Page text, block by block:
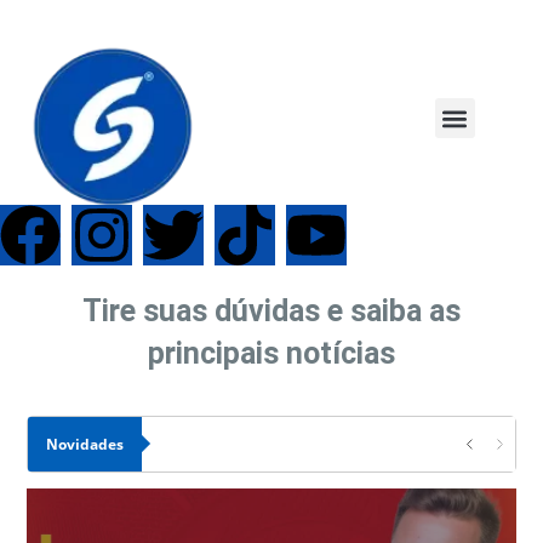
Tire suas dúvidas e saiba as
principais notícias
Novidades